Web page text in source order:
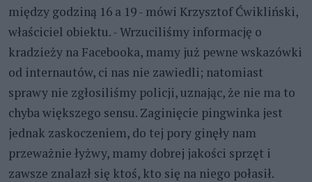
między godziną 16 a 19 - mówi Krzysztof Ćwikliński,
właściciel obiektu. - Wrzuciliśmy informację o
kradzieży na Facebooka, mamy już pewne wskazówki
od internautów, ci nas nie zawiedli; natomiast
sprawy nie zgłosiliśmy policji, uznając, że nie ma to
chyba większego sensu. Zaginięcie pingwinka jest
jednak zaskoczeniem, do tej pory ginęły nam
przeważnie łyżwy, mamy dobrej jakości sprzęt i
zawsze znalazł się ktoś, kto się na niego połasił.